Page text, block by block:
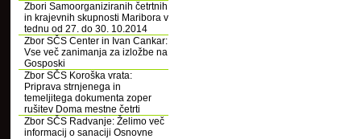
Zbori Samoorganiziranih četrtnih
in krajevnih skupnosti Maribora v
tednu od 27. do 30. 10.2014
Zbor SČS Center in Ivan Cankar:
Vse več zanimanja za izložbe na
Gosposki
Zbor SČS Koroška vrata:
Priprava strnjenega in
temeljitega dokumenta zoper
rušitev Doma mestne četrti
Zbor SČS Radvanje: Želimo več
informacij o sanaciji Osnovne